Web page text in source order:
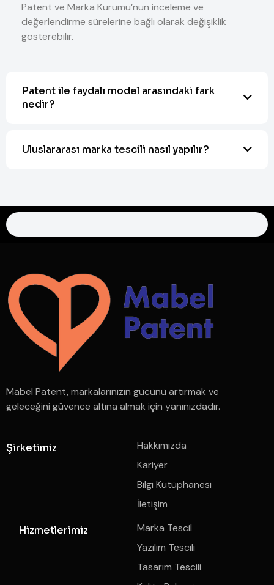
Patent ve Marka Kurumu’nun inceleme ve
değerlendirme sürelerine bağlı olarak değişiklik
gösterebilir.
Patent ile faydalı model arasındaki fark
nedir?
Uluslararası marka tescili nasıl yapılır?
Mabel Patent, markalarınızın gücünü artırmak ve
geleceğini güvence altına almak için yanınızdadır.
Şirketimiz
Hakkımızda
Kariyer
Bilgi Kütüphanesi
İletişim
Hizmetlerimiz
Marka Tescil
Yazılım Tescili
Tasarım Tescili